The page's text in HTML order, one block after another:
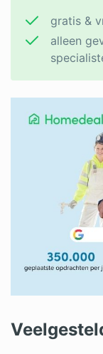
gratis &
alleen